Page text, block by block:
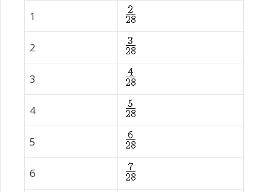
1
2
3
4
5
6